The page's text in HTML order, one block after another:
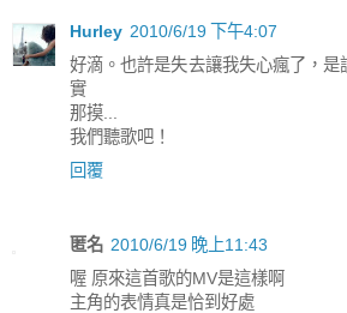
Hurley 2010/6/19 下午4:07
好滴。也許是失去讓我失心瘋了，
實
那摸...
我們聽歌吧！
回覆
匿名 2010/6/19 晚上11:43
喔 原來這首歌的MV是這樣啊
主角的表情真是恰到好處